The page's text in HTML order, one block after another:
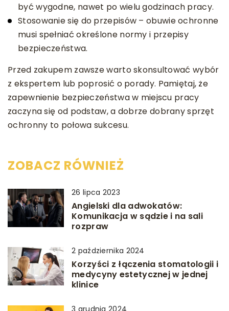
być wygodne, nawet po wielu godzinach pracy.
Stosowanie się do przepisów – obuwie ochronne
musi spełniać określone normy i przepisy
bezpieczeństwa.
Przed zakupem zawsze warto skonsultować wybór
z ekspertem lub poprosić o porady. Pamiętaj, że
zapewnienie bezpieczeństwa w miejscu pracy
zaczyna się od podstaw, a dobrze dobrany sprzęt
ochronny to połowa sukcesu.
ZOBACZ RÓWNIEŻ
26 lipca 2023
Angielski dla adwokatów:
Komunikacja w sądzie i na sali
rozpraw
2 października 2024
Korzyści z łączenia stomatologii i
medycyny estetycznej w jednej
klinice
3 grudnia 2024